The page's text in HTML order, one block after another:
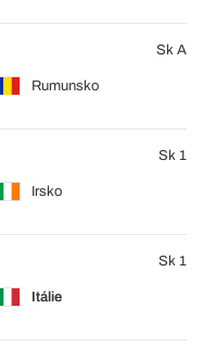
Rumunsko
Sk A
Irsko
Sk 1
Itálie
Sk 1